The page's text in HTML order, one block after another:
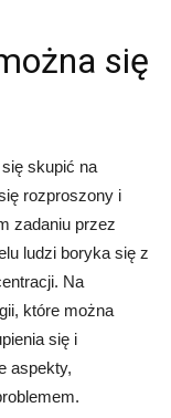
się
skupić na
rozproszony i
zadaniu przez
ludzi boryka się z
Na
które można
się i
aspekty,